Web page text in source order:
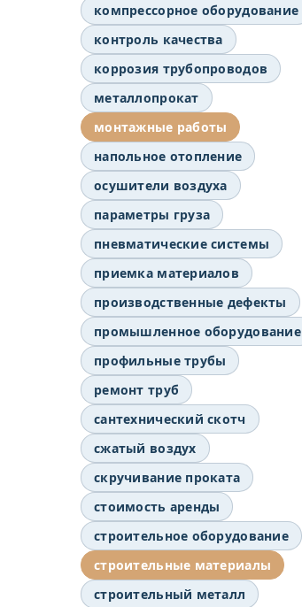
компрессорное оборудование
контроль качества
коррозия трубопроводов
металлопрокат
монтажные работы
напольное отопление
осушители воздуха
параметры груза
пневматические системы
приемка материалов
производственные дефекты
промышленное оборудование
профильные трубы
ремонт труб
сантехнический скотч
сжатый воздух
скручивание проката
стоимость аренды
строительное оборудование
строительные материалы
строительный металл